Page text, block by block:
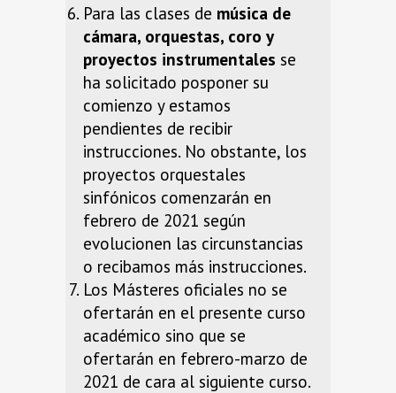
Para las clases de música de
cámara, orquestas, coro y
proyectos instrumentales se
ha solicitado posponer su
comienzo y estamos
pendientes de recibir
instrucciones. No obstante, los
proyectos orquestales
sinfónicos comenzarán en
febrero de 2021 según
evolucionen las circunstancias
o recibamos más instrucciones.
Los Másteres oficiales no se
ofertarán en el presente curso
académico sino que se
ofertarán en febrero-marzo de
2021 de cara al siguiente curso.